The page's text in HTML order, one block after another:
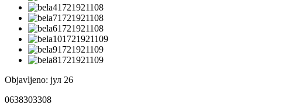
Objavljeno: јул 26
0638303308